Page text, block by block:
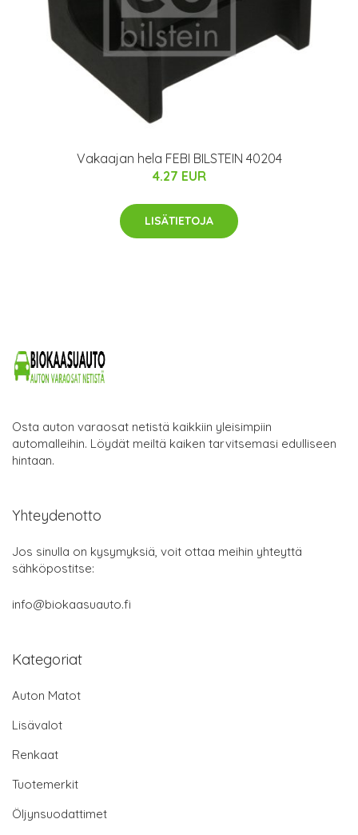
Vakaajan hela FEBI BILSTEIN 40204
4.27 EUR
LISÄTIETOJA
Osta auton varaosat netistä kaikkiin yleisimpiin
automalleihin. Löydät meiltä kaiken tarvitsemasi edulliseen
hintaan.
Yhteydenotto
Jos sinulla on kysymyksiä, voit ottaa meihin yhteyttä
sähköpostitse:
info@biokaasuauto.fi
Kategoriat
Auton Matot
Lisävalot
Renkaat
Tuotemerkit
Öljynsuodattimet